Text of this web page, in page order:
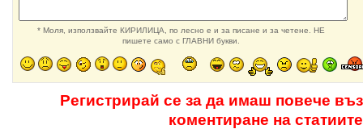
* Моля, използвайте КИРИЛИЦА, по лесно е и за писане и за четене. НЕ
пишете само с ГЛАВНИ букви.
Регистрирай се за да имаш повече
коментиране на статиите